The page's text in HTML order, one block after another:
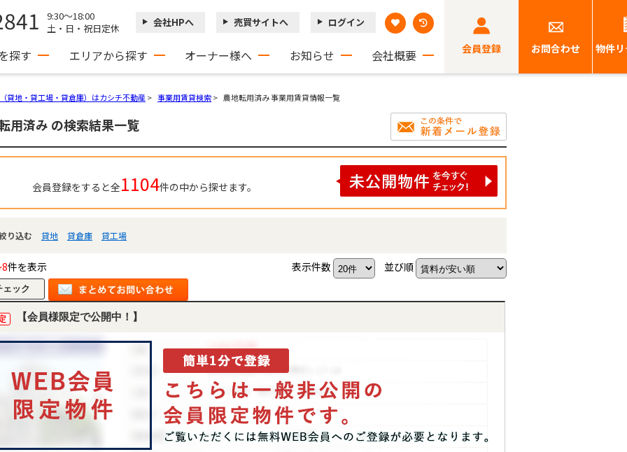
9:30～18:00
土・日・祝日定休
会社HPへ 売買サイトへ ログイン
探す エリアから探す オーナー様へ お知らせ 会社概要 会員登録 お問合わせ 物件
貸地・貸工場・貸倉庫）はカシチ不動産> 事業用賃貸検索> 農地転用済み 事業用賃貸情報一覧
用済み の検索結果一覧
会員登録をすると全1104件の中から探せます。
り込む 貸地 貸倉庫 貸工場
件を表示 表示件数 並び順
【会員様限定で公開中！】